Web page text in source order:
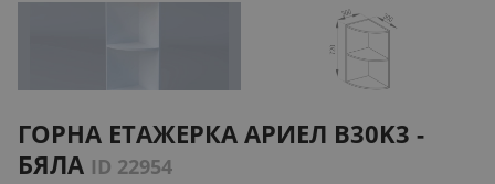
ГОРНА ЕТАЖЕРКА АРИЕЛ B30K3 -
БЯЛА ID 22954